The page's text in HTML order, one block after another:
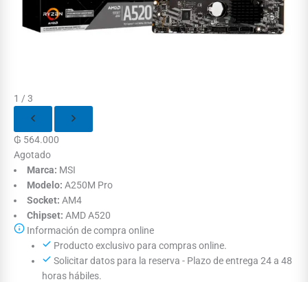
1 / 3
₲ 564.000
Agotado
Marca: MSI
Modelo: A250M Pro
Socket: AM4
Chipset: AMD A520
Información de compra online
Producto exclusivo para compras online.
Solicitar datos para la reserva - Plazo de entrega 24 a 48
horas hábiles.